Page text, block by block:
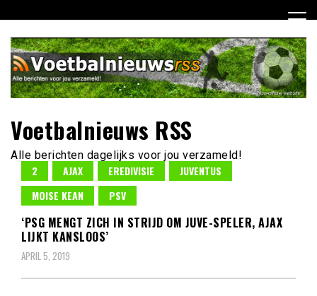
naar
inhoud
Voetbalnieuws RSS
Alle berichten dagelijks voor jou verzameld!
2 AJAX EREDIVISIE
JUVENTUS
MOISE KEAN
PSV
‘PSG MENGT ZICH IN STRIJD OM JUVE-SPELER, AJAX
LIJKT KANSLOOS’
APRIL 5, 2019